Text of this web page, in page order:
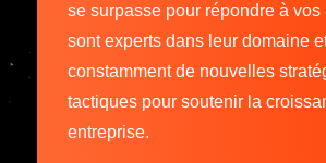
se surpasse pour répondre à vos
sont experts dans leur domaine
constamment de nouvelles
tactiques pour soutenir la
entreprise.